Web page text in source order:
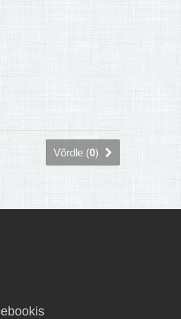
Võrdle (0)